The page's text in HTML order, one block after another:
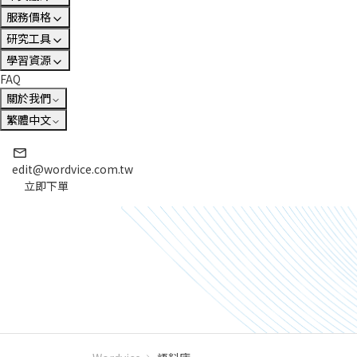
服務價格
研究工具
學習資源
FAQ
關於我們
繁體中文
edit@wordvice.com.tw
立即下單